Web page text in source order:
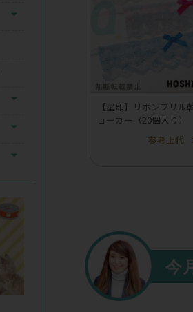
【星印】リボンフリル
ョーカー（20個入り）
参考上代
今